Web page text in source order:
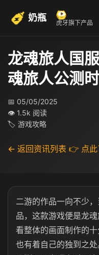
奶瓶 虎牙旗下产品
龙魂旅人国
魂旅人公测
📅 05/05/2025
👁 1.5k 阅读
🏷 游戏攻略
← 返回资讯列表 👉 点此
二游的作品一向不少
品，这款游戏便是龙
看整体的画面制作的
也有着自己的独到之